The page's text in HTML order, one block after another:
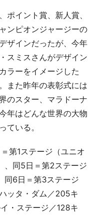
イント賞、新人賞、
ンピオンジャージーの
ザインだったが、今年
スミスさんがデザイン
ラーをイメージした
また昨年の表彰式には
のスター、マラドーナ
年はどんな世界の大物
ている。
第1ステージ（ユニオ
、同5日＝第2ステージ
同6日＝第3ステージ
ッタ・ダム／205キ
・ステージ／128キ